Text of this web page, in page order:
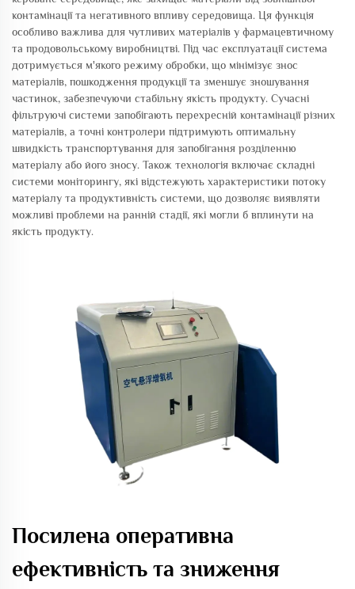
контамінації та негативного впливу середовища. Ця функція
особливо важлива для чутливих матеріалів у фармацевтичному
та продовольському виробництві. Під час експлуатації система
дотримується м'якого режиму обробки, що мінімізує знос
матеріалів, пошкодження продукції та зменшує зношування
частинок, забезпечуючи стабільну якість продукту. Сучасні
фільтруючі системи запобігають перехресній контамінації різних
матеріалів, а точні контролери підтримують оптимальну
швидкість транспортування для запобігання розділенню
матеріалу або його зносу. Також технологія включає складні
системи моніторингу, які відстежують характеристики потоку
матеріалу та продуктивність системи, що дозволяє виявляти
можливі проблеми на ранній стадії, які могли б вплинути на
якість продукту.
Посилена оперативна
ефективність та зниження